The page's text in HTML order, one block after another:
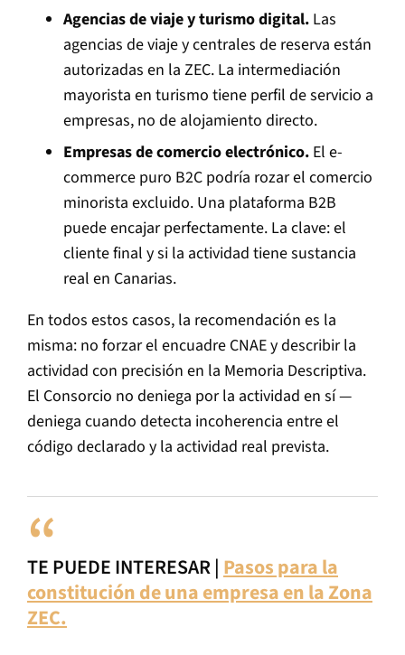
Agencias de viaje y turismo digital. Las
agencias de viaje y centrales de reserva están
autorizadas en la ZEC. La intermediación
mayorista en turismo tiene perfil de servicio a
empresas, no de alojamiento directo.
Empresas de comercio electrónico. El e-
commerce puro B2C podría rozar el comercio
minorista excluido. Una plataforma B2B
puede encajar perfectamente. La clave: el
cliente final y si la actividad tiene sustancia
real en Canarias.
En todos estos casos, la recomendación es la
misma: no forzar el encuadre CNAE y describir la
actividad con precisión en la Memoria Descriptiva.
El Consorcio no deniega por la actividad en sí —
deniega cuando detecta incoherencia entre el
código declarado y la actividad real prevista.
TE PUEDE INTERESAR | Pasos para la
constitución de una empresa en la Zona
ZEC.